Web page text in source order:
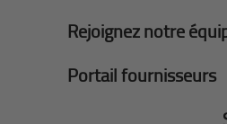
Rejoignez notre
Portail fournisseurs